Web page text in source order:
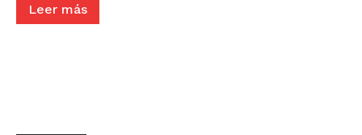
Leer más